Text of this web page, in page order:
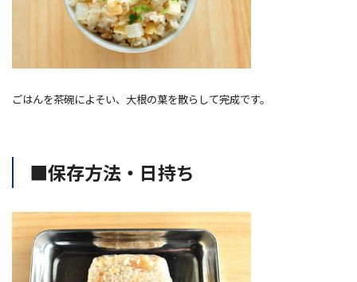
ごはんを茶碗によそい、大根の葉を散らして完成です。
■保存方法・日持ち